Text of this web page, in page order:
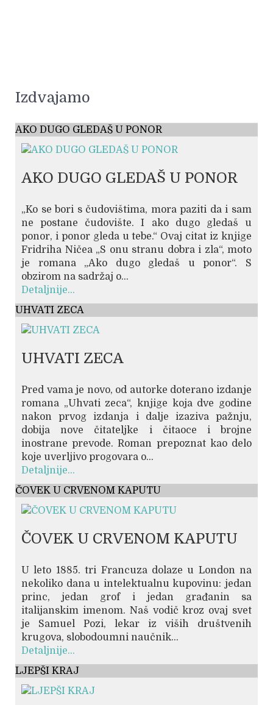
Izdvajamo
AKO DUGO GLEDAŠ U PONOR
AKO DUGO GLEDAŠ U PONOR
„Ko se bori s čudovištima, mora paziti da i sam
ne postane čudovište. I ako dugo gledaš u
ponor, i ponor gleda u tebe.“ Ovaj citat iz knjige
Fridriha Ničea „S onu stranu dobra i zla“, moto
je romana „Ako dugo gledaš u ponor“. S
obzirom na sadržaj o...
Detaljnije...
UHVATI ZECA
UHVATI ZECA
Pred vama je novo, od autorke doterano izdanje
romana „Uhvati zeca“, knjige koja dve godine
nakon prvog izdanja i dalje izaziva pažnju,
dobija nove čitateljke i čitaoce i brojne
inostrane prevode. Roman prepoznat kao delo
koje uverljivo progovara o...
Detaljnije...
ČOVEK U CRVENOM KAPUTU
ČOVEK U CRVENOM KAPUTU
U leto 1885. tri Francuza dolaze u London na
nekoliko dana u intelektualnu kupovinu: jedan
princ, jedan grof i jedan građanin sa
italijanskim imenom. Naš vodič kroz ovaj svet
je Samuel Pozi, lekar iz viših društvenih
krugova, slobodoumni naučnik...
Detaljnije...
LJEPŠI KRAJ